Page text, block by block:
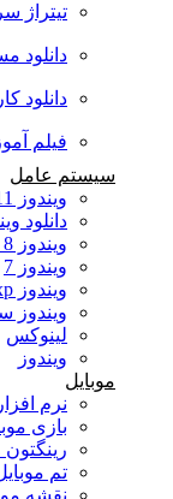
تیتراژ سریال
دانلود مستند
دانلود کارتون
فیلم آموزشی
سیستم عامل
ویندوز 11
دانلود ویندوز 10
ویندوز 8 و 8.1
ویندوز 7
ویندوز xp
ویندوز سرور
لینوکس
ویندوز
نرم افزار موبایل
بازی موبایل
رینگتون موبایل
تم موبایل
نقشه موبایل